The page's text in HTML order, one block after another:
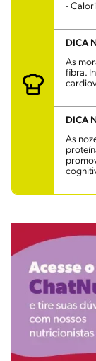
-
DICA
As
fibra.
DICA
As